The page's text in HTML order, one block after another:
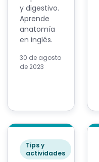
y digestivo.
Aprende
anatomía
en inglés.
30 de agosto
de 2023
Tips y
actividades